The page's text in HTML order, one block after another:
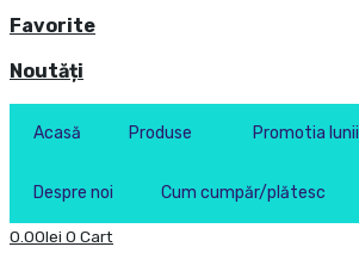
Favorite
Noutăți
Acasă Produse Promotia lunii
Despre noi Cum cumpăr/plătesc
0.00lei 0 Cart